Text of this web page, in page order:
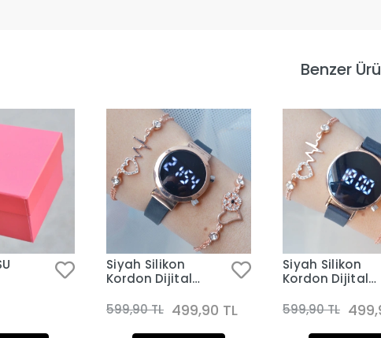
Benzer
Siyah Silikon
Kordon Dijital
Kombini 3290
599,90 TL 499,90 TL
Siyah Silikon
Kordon Dijital
Kombini 3281
599,90 TL